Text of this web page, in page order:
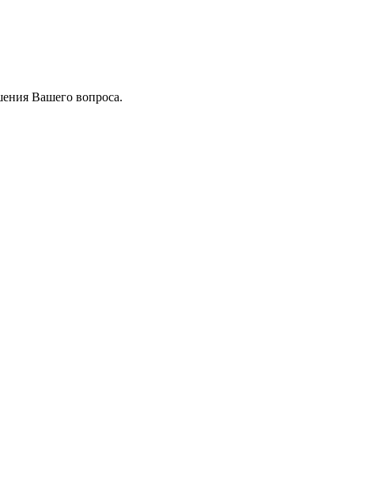
Вашего вопроса.